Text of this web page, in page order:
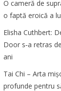
O cameră de
o faptă eroică a
Elisha Cuthbert:
Door s‑a retras
ani
Tai Chi – Arta
profunde pentru